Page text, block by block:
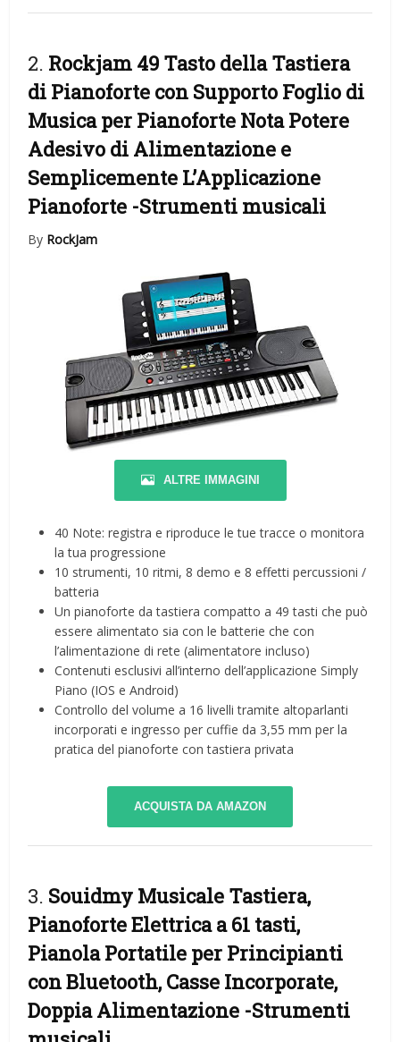
2. Rockjam 49 Tasto della Tastiera
di Pianoforte con Supporto Foglio di
Musica per Pianoforte Nota Potere
Adesivo di Alimentazione e
Semplicemente L’Applicazione
Pianoforte -Strumenti musicali
By RockJam
ALTRE IMMAGINI
40 Note: registra e riproduce le tue tracce o monitora
la tua progressione
10 strumenti, 10 ritmi, 8 demo e 8 effetti percussioni /
batteria
Un pianoforte da tastiera compatto a 49 tasti che può
essere alimentato sia con le batterie che con
l’alimentazione di rete (alimentatore incluso)
Contenuti esclusivi all’interno dell’applicazione Simply
Piano (IOS e Android)
Controllo del volume a 16 livelli tramite altoparlanti
incorporati e ingresso per cuffie da 3,55 mm per la
pratica del pianoforte con tastiera privata
ACQUISTA DA AMAZON
3. Souidmy Musicale Tastiera,
Pianoforte Elettrica a 61 tasti,
Pianola Portatile per Principianti
con Bluetooth, Casse Incorporate,
Doppia Alimentazione -Strumenti